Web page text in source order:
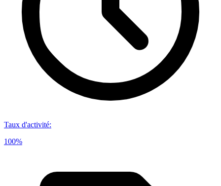
Taux d'activité:
100%